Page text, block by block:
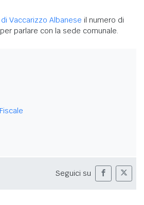
Vaccarizzo Albanese il numero di
parlare con la sede comunale.
Seguici su